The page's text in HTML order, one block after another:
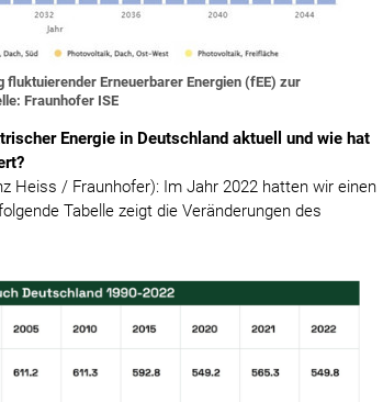
Erneuerbarer Energien (fEE) zur
Fraunhofer ISE
Energie in Deutschland aktuell und wie hat
Heiss / Fraunhofer): Im Jahr 2022 hatten wir einen
Tabelle zeigt die Veränderungen des